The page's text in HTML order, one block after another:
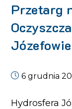
Przetarg
6 grudnia
Hydrosfera